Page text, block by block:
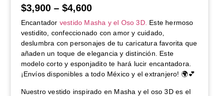
$3,900 – $4,600
Encantador vestido Masha y el Oso 3D. Este hermoso
vestidito, confeccionado con amor y cuidado,
deslumbra con personajes de tu caricatura favorita que
añaden un toque de elegancia y distinción. Este
modelo corto y esponjadito te hará lucir encantadora.
¡Envíos disponibles a todo México y el extranjero! 🌍💕
Nuestro vestido inspirado en Masha y el oso 3D es el